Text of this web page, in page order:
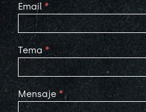
Email *
Tema *
Mensaje *